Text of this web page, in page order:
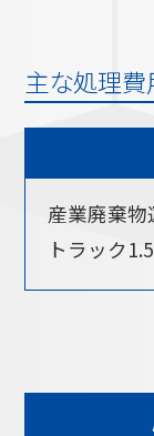
主な処理費
産業廃棄物
トラック